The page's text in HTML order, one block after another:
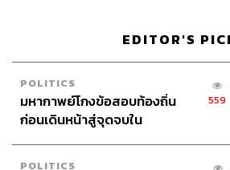
EDITOR'S
POLITICS
มหากาพย์โกงข้อสอบท้องถิ่น
ก่อนเดินหน้าสู่จุดจบใน
559
POLITICS